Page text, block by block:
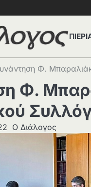
Φ.
Φ.
Ο Διάλογος